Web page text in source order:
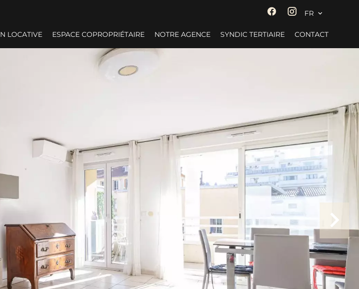
FR
LOCATIVE ESPACE COPROPRIÉTAIRE NOTRE AGENCE SYNDIC TERTIAIRE CONTACT